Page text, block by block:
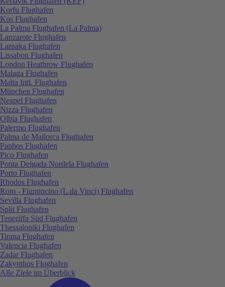
Korfu Flughafen
Kos Flughafen
La Palma Flughafen (La Palma)
Lanzarote Flughafen
Larnaka Flughafen
Lissabon Flughafen
London Heathrow Flughafen
Malaga Flughafen
Malta Intl. Flughafen
München Flughafen
Neapel Flughafen
Nizza Flughafen
Olbia Flughafen
Palermo Flughafen
Palma de Mallorca Flughafen
Paphos Flughafen
Pico Flughafen
Ponta Delgada Nordela Flughafen
Porto Flughafen
Rhodos Flughafen
Rom - Fiumincino (L.da Vinci) Flughafen
Sevilla Flughafen
Split Flughafen
Teneriffa Süd Flughafen
Thessaloniki Flughafen
Tirana Flughafen
Valencia Flughafen
Zadar Flughafen
Zakynthos Flughafen
Alle Ziele im Überblick